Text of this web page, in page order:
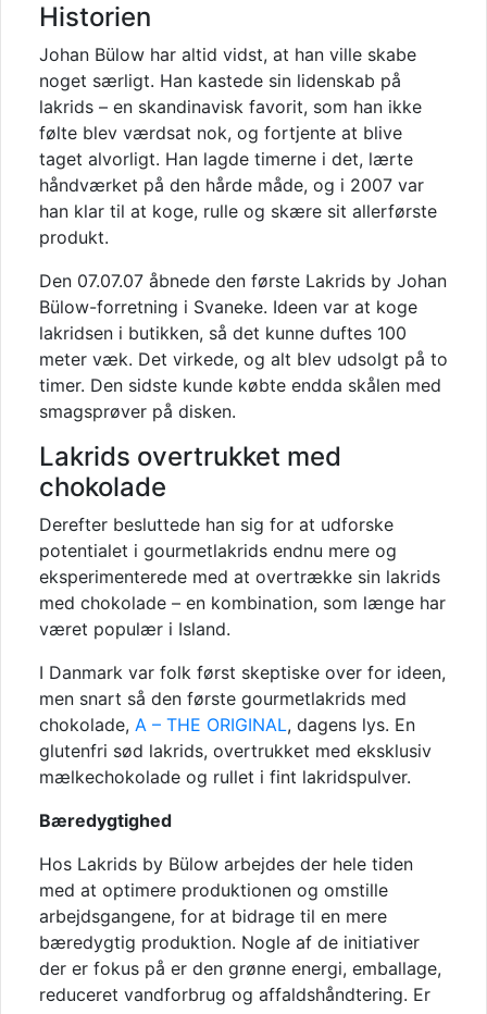
Historien
Johan Bülow har altid vidst, at han ville skabe
noget særligt. Han kastede sin lidenskab på
lakrids – en skandinavisk favorit, som han ikke
følte blev værdsat nok, og fortjente at blive
taget alvorligt. Han lagde timerne i det, lærte
håndværket på den hårde måde, og i 2007 var
han klar til at koge, rulle og skære sit allerførste
produkt.
Den 07.07.07 åbnede den første Lakrids by Johan
Bülow-forretning i Svaneke. Ideen var at koge
lakridsen i butikken, så det kunne duftes 100
meter væk. Det virkede, og alt blev udsolgt på to
timer. Den sidste kunde købte endda skålen med
smagsprøver på disken.
Lakrids overtrukket med
chokolade
Derefter besluttede han sig for at udforske
potentialet i gourmetlakrids endnu mere og
eksperimenterede med at overtrække sin lakrids
med chokolade – en kombination, som længe har
været populær i Island.
I Danmark var folk først skeptiske over for ideen,
men snart så den første gourmetlakrids med
chokolade, A – THE ORIGINAL, dagens lys. En
glutenfri sød lakrids, overtrukket med eksklusiv
mælkechokolade og rullet i fint lakridspulver.
Bæredygtighed
Hos Lakrids by Bülow arbejdes der hele tiden
med at optimere produktionen og omstille
arbejdsgangene, for at bidrage til en mere
bæredygtig produktion. Nogle af de initiativer
der er fokus på er den grønne energi, emballage,
reduceret vandforbrug og affaldshåndtering. Er